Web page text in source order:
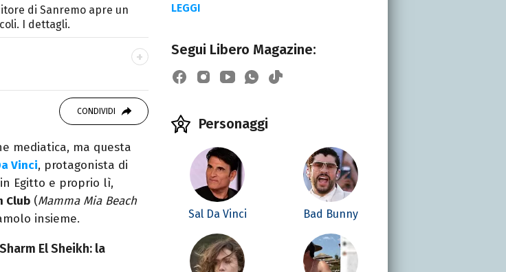
di Sanremo apre un
I dettagli.
Scrivo di spettacoli, film
CONDIVIDI
mediatica, ma questa
Vinci, protagonista di
Egitto e proprio lì,
Club (Mamma Mia Beach
insieme.
El Sheikh: la
LEGGI
Segui Libero Magazine:
Personaggi
Sal Da Vinci Bad Bunny